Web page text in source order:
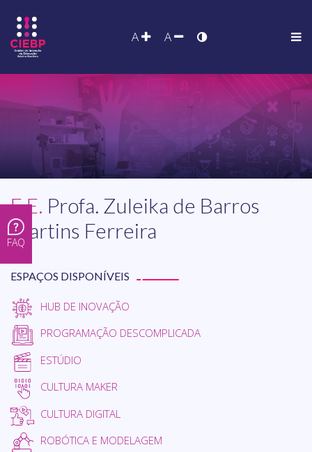
A A
E.E. Profa. Zuleika de Barros
Martins Ferreira
ESPAÇOS DISPONÍVEIS
HUB DE INOVAÇÃO
PROGRAMAÇÃO DESCOMPLICADA
ESTÚDIO
CULTURA MAKER
CULTURA DIGITAL
ROBÓTICA E MODELAGEM
FAQ